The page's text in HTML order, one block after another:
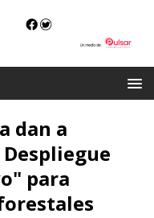
dan a
para